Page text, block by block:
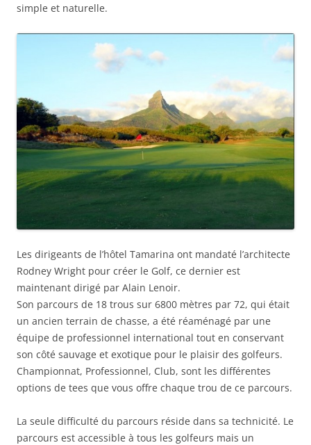
simple et naturelle.
Les dirigeants de l’hôtel Tamarina ont mandaté l’architecte
Rodney Wright pour créer le Golf, ce dernier est
maintenant dirigé par Alain Lenoir.
Son parcours de 18 trous sur 6800 mètres par 72, qui était
un ancien terrain de chasse, a été réaménagé par une
équipe de professionnel international tout en conservant
son côté sauvage et exotique pour le plaisir des golfeurs.
Championnat, Professionnel, Club, sont les différentes
options de tees que vous offre chaque trou de ce parcours.
La seule difficulté du parcours réside dans sa technicité. Le
parcours est accessible à tous les golfeurs mais un